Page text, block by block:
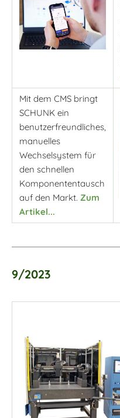
Mit dem CMS bringt
SCHUNK ein
benutzerfreundliches,
manuelles
Wechselsystem für
den schnellen
Komponententausch
auf den Markt. Zum
Artikel...
9/2023